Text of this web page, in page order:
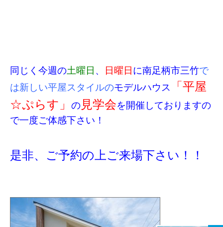
同じく今週の土曜日 、 日曜日 に南足柄市三竹で
は新しい平屋スタイルのモデルハウス
「平屋
☆ぷらす」
の 見学会を開催しておりますの
で一度ご体感下さい！
是非、ご予約の上ご来場下さい！！